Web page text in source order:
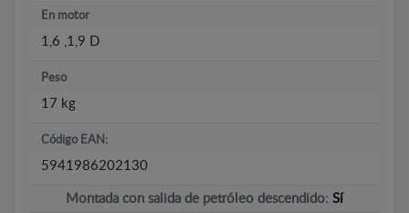
En motor
1,6 ,1,9 D
Peso
17 kg
Código EAN:
5941986202130
Montada con salida de petróleo descendido: Sí